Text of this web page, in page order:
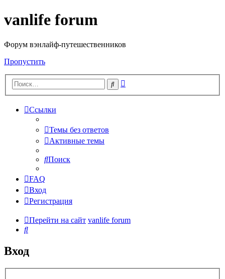
vanlife forum
Форум вэнлайф-путешественников
Пропустить
Поиск
Ссылки
Темы без ответов
Активные темы
Поиск
FAQ
Вход
Регистрация
Перейти на сайт vanlife forum
Поиск
Вход